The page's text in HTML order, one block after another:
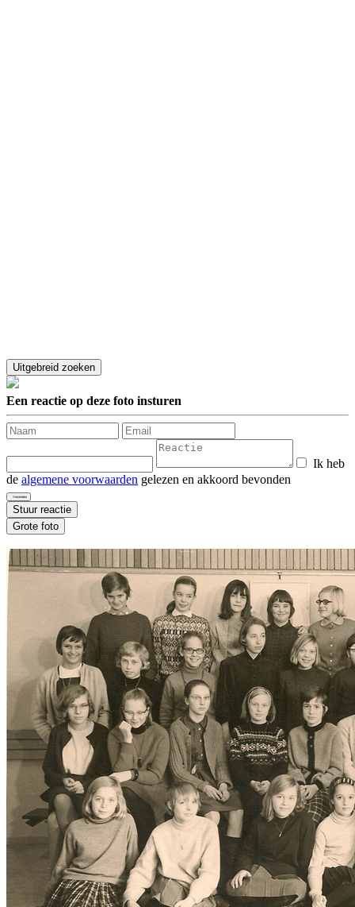
Een reactie op deze foto insturen
Ik heb
de algemene voorwaarden gelezen en akkoord bevonden